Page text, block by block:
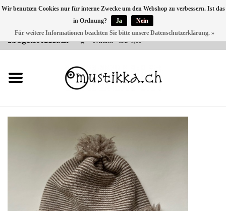
VERSANDKOSTEN 0 CHF INNERHALB CH | INT. VERSAND ÜBER
INFO@MUSTIKKA.CH
0 Artikel - CHF 0,00
NEU BEI UNS
SHOP - A PIECE OF
FINLAND FOR YOU
Marken
Wir benutzen Cookies nur für interne Zwecke um den Webshop zu verbessern. Ist das
in Ordnung?
Ja
Nein
Für weitere Informationen beachten Sie bitte unsere Datenschutzerklärung. »